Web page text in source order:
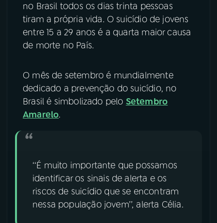
YouTube Facebook
Instagram X
no Brasil todos os dias trinta pessoas
tiram a própria vida. O suicídio de jovens
entre 15 a 29 anos é a quarta maior causa
de morte no País.
O mês de setembro é mundialmente
dedicado a prevenção do suicídio, no
Brasil é simbolizado pelo Setembro
Amarelo.
‘‘É muito importante que possamos
identificar os sinais de alerta e os
riscos de suicídio que se encontram
nessa população jovem’’, alerta Célia.